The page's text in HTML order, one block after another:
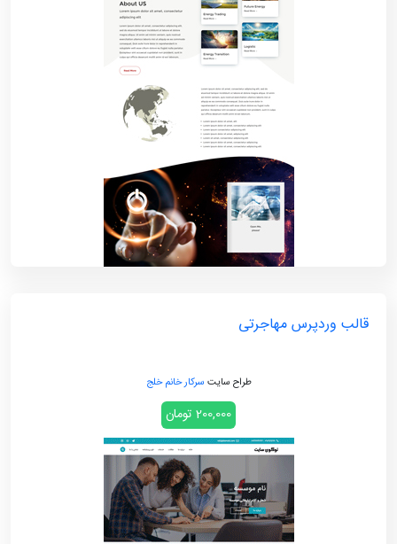
قالب وردپرس مهاجرتی
طراح سایت سرکار خانم خلج
200,000 تومان